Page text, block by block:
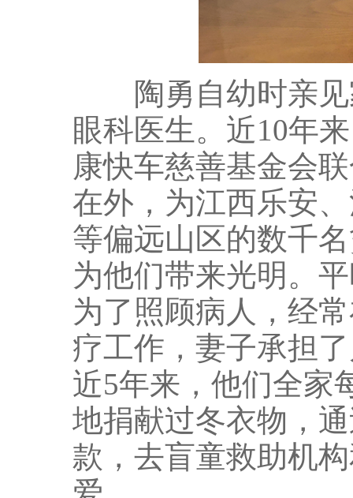
陶勇自幼时亲见
眼科医生。近10年
康快车慈善基金会
在外，为江西乐安
等偏远山区的数千
为他们带来光明。
为了照顾病人，经
疗工作，妻子承担
近5年来，他们全家
地捐献过冬衣物，
款，去盲童救助机